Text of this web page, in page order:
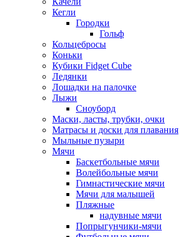
Кегли
Городки
Гольф
Кольцебросы
Коньки
Кубики Fidget Cube
Ледянки
Лошадки на палочке
Лыжи
Сноуборд
Маски, ласты, трубки, очки
Матрасы и доски для плавания
Мыльные пузыри
Мячи
Баскетбольные мячи
Волейбольные мячи
Гимнастические мячи
Мячи для малышей
Пляжные
надувные мячи
Попрыгунчики-мячи